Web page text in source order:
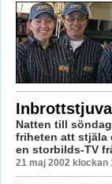
Natten till
friheten att stjäla
en storbilds-TV
21 maj 2002 klockan